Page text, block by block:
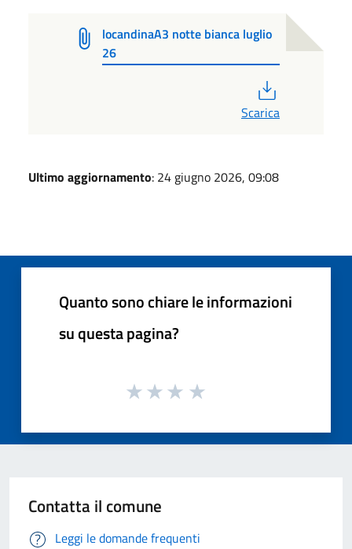
locandinaA3 notte bianca luglio
26
Scarica
Ultimo aggiornamento: 24 giugno 2026, 09:08
Quanto sono chiare le informazioni
su questa pagina?
Contatta il comune
Leggi le domande frequenti